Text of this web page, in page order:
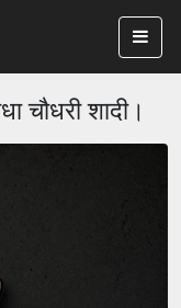
चौधरी शादी।